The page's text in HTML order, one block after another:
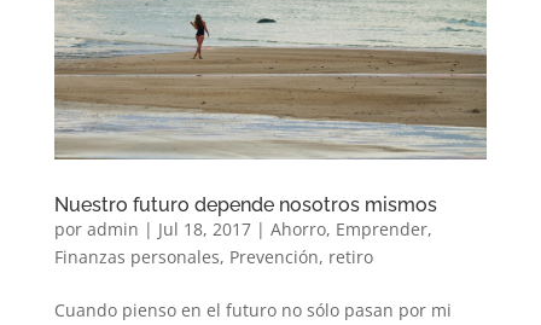
Nuestro futuro depende nosotros mismos
por admin | Jul 18, 2017| Ahorro, Emprender,
Finanzas personales, Prevención, retiro
Cuando pienso en el futuro no sólo pasan por mi